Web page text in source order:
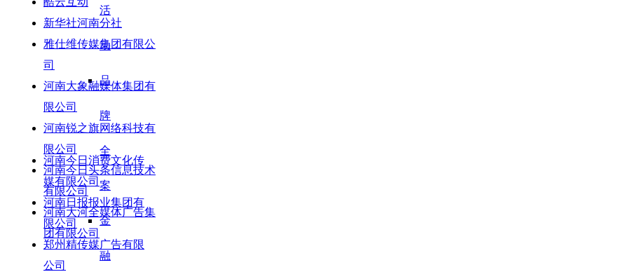
活
动
品
牌
全
案
金
融
新华社河南分社
雅仕维传媒集团有限公
司
河南大象融媒体集团有
限公司
河南锐之旗网络科技有
限公司
河南今日头条信息技术
有限公司
河南大河全媒体广告集
团有限公司
河南今日消费文化传
媒有限公司
河南日报报业集团有
限公司
郑州精传媒广告有限
公司